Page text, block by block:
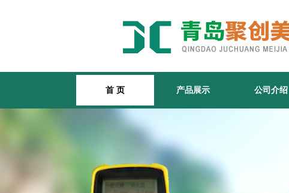
首 页 产品展示 公司介绍